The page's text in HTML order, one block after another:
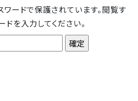
ワードで保護されています。閲覧す
を入力してください。